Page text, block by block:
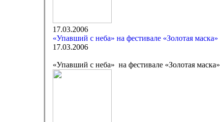
17.03.2006
«Упавший с неба» на фестивале «Золотая маска»
17.03.2006
«Упавший с неба» на фестивале «Золотая маска»